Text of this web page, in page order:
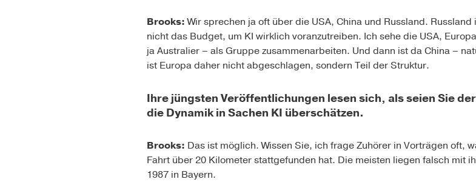
Brooks:Wir sprechen ja oft über die USA, China und Russland.
nicht das Budget, um KI wirklich voranzutreiben. Ich sehe die USA,
ja Australier – als Gruppe zusammenarbeiten. Und dann ist da China –
ist Europa daher nicht abgeschlagen, sondern Teil der Struktur.
Ihre jüngsten Veröffentlichungen lesen sich, als seien Sie
die Dynamik in Sachen KI überschätzen.
Brooks: Das ist möglich. Wissen Sie, ich frage Zuhörer in Vorträgen oft,
Fahrt über 20 Kilometer stattgefunden hat. Die meisten liegen falsch mit
1987 in Bayern.